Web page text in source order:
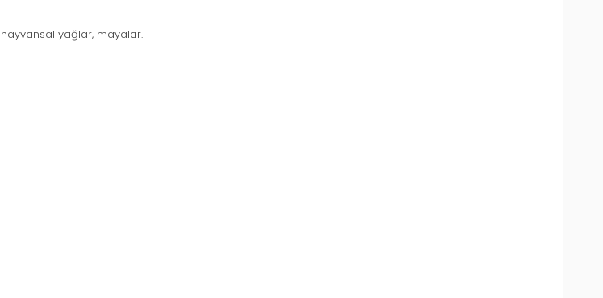
yağlar, mayalar.